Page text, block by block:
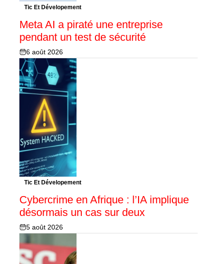
Tic Et Dévelopement
Meta AI a piraté une entreprise
pendant un test de sécurité
6 août 2026
Tic Et Dévelopement
Cybercrime en Afrique : l’IA implique
désormais un cas sur deux
5 août 2026